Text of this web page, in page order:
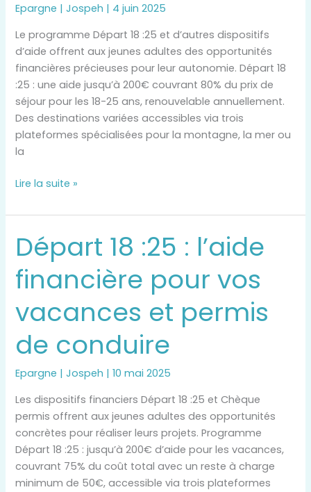
Epargne |Jospeh | 4 juin 2025
Le programme Départ 18 :25 et d’autres dispositifs
d’aide offrent aux jeunes adultes des opportunités
financières précieuses pour leur autonomie. Départ 18
:25 : une aide jusqu’à 200€ couvrant 80% du prix de
séjour pour les 18-25 ans, renouvelable annuellement.
Des destinations variées accessibles via trois
plateformes spécialisées pour la montagne, la mer ou
la
conduire
à
cette
aide
Lire la suite »
Départ 18 :25 : l’aide
financière pour vos
vacances et permis
de conduire
Epargne |Jospeh |10 mai 2025
Les dispositifs financiers Départ 18 :25 et Chèque
permis offrent aux jeunes adultes des opportunités
concrètes pour réaliser leurs projets. Programme
Départ 18 :25 : jusqu’à 200€ d’aide pour les vacances,
couvrant 75% du coût total avec un reste à charge
minimum de 50€, accessible via trois plateformes
Départ
18
:25
l’aide
financière
pour
vos
vacances
permis
de
conduire